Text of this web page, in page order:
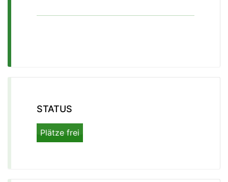
STATUS
Plätze frei